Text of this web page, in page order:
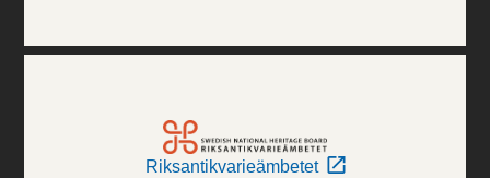
Riksantikvarieämbetet